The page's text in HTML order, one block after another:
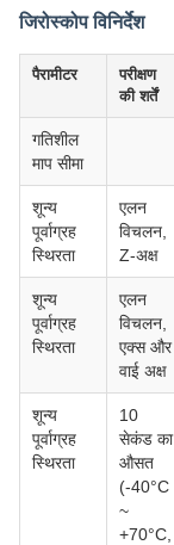
जिरोस्कोप विनिर्देश
पैरामीटर
परीक्षण
की शर्तें
गतिशील
माप सीमा
शून्य
पूर्वाग्रह
स्थिरता
एलन
विचलन,
Z-अक्ष
शून्य
पूर्वाग्रह
स्थिरता
एलन
विचलन,
एक्स और
वाई अक्ष
शून्य
पूर्वाग्रह
स्थिरता
10
सेकंड का
औसत
(-40°C
~
+70°C,